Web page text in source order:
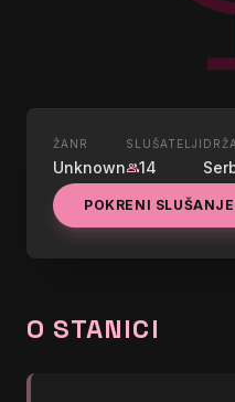
UŽIVO
graphic_eq
ŽANR
Unknown
SLUŠATELJI
group14
POKRENI SLUŠANJE
O STANICI